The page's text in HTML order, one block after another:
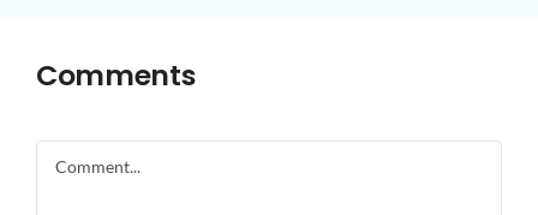
Comments
Comment